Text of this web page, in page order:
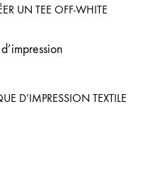
UN TEE OFF-WHITE
D’IMPRESSION TEXTILE